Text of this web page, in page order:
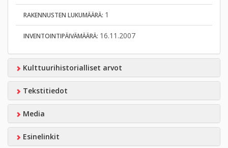
RAKENNUSTEN LUKUMÄÄRÄ: 1
INVENTOINTIPÄIVÄMÄÄRÄ: 16.11.2007
Kulttuurihistorialliset arvot
Tekstitiedot
Media
Esinelinkit